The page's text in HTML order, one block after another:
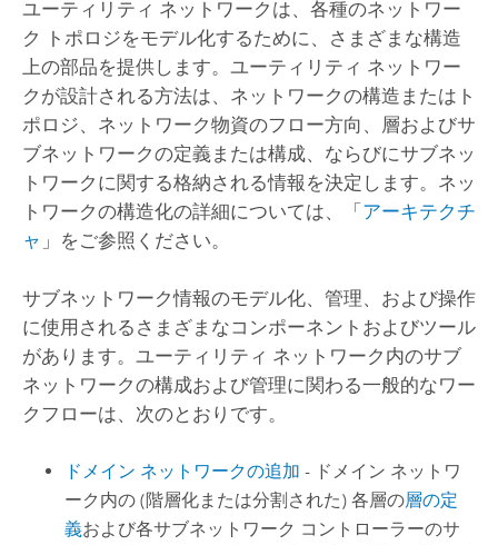
ユーティリティ ネットワークは、各種のネットワー
ク トポロジをモデル化するために、さまざまな構造
上の部品を提供します。ユーティリティ ネットワー
クが設計される方法は、ネットワークの構造またはト
ポロジ、ネットワーク物資のフロー方向、層およびサ
ブネットワークの定義または構成、ならびにサブネッ
トワークに関する格納される情報を決定します。ネッ
トワークの構造化の詳細については、「アーキテクチ
ャ 」をご参照ください。
サブネットワーク情報のモデル化、管理、および操作
に使用されるさまざまなコンポーネントおよびツール
があります。ユーティリティ ネットワーク内のサブ
ネットワークの構成および管理に関わる一般的なワー
クフローは、次のとおりです。
ドメイン ネットワークの追加 - ドメイン ネットワ
ーク内の (階層化または分割された) 各層の層の定
義および各サブネットワーク コントローラーのサ